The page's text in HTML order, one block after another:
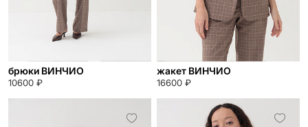
брюки ВИНЧИО
10600 ₽
жакет ВИНЧИО
16600 ₽